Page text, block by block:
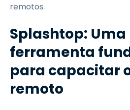
remotos.
Splashtop: Uma
ferramenta
para capacitar
remoto